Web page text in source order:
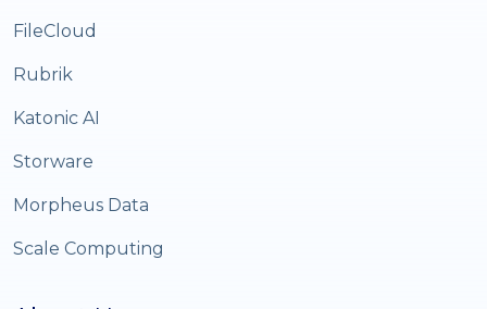
FileCloud
Rubrik
Katonic AI
Storware
Morpheus Data
Scale Computing